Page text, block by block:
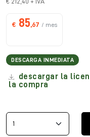
€ 85 ,67 / mes
DESCARGA INMEDIATA
descargar la
la compra